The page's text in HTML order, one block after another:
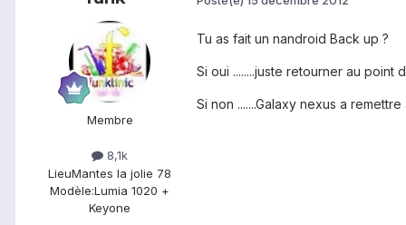
Membre
8,1k
LieuMantes la jolie 78
Modèle:Lumia 1020 +
Keyone
Tu as fait un nandroid Back up ?
Si oui ........juste retourner au point
Si non .......Galaxy nexus a